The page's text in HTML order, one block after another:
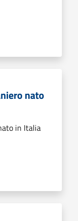
nato
in Italia